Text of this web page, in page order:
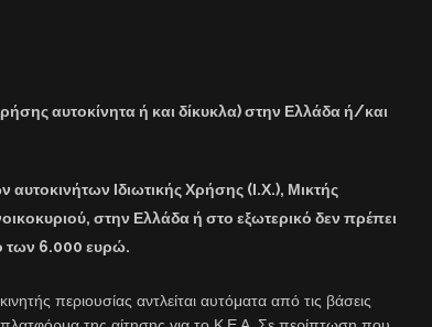
αυτοκίνητα ή και δίκυκλα) στην Ελλάδα ή/και
αυτοκινήτων Ιδιωτικής Χρήσης (Ι.Χ.), Μικτής
στην Ελλάδα ή στο εξωτερικό δεν πρέπει
των 6.000 ευρώ.
περιουσίας αντλείται αυτόματα από τις βάσεις